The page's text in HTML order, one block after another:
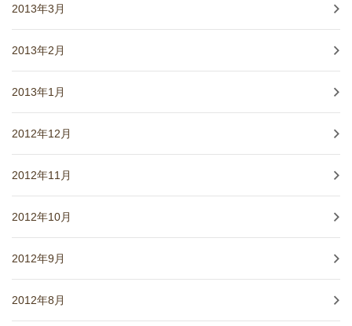
2013年3月
2013年2月
2013年1月
2012年12月
2012年11月
2012年10月
2012年9月
2012年8月